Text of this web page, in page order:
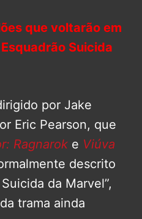
que voltarão em
Suicida
por Jake
Eric Pearson, que
Ragnarok e Viúva
descrito
da Marvel”,
trama ainda